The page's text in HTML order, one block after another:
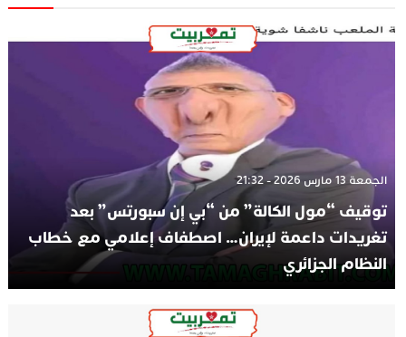
الجمعة 13 مارس 2026 - 21:32
توقيف “مول الكالة” من “بي إن سبورتس” بعد
تغريدات داعمة لإيران… اصطفاف إعلامي مع خطاب
النظام الجزائري